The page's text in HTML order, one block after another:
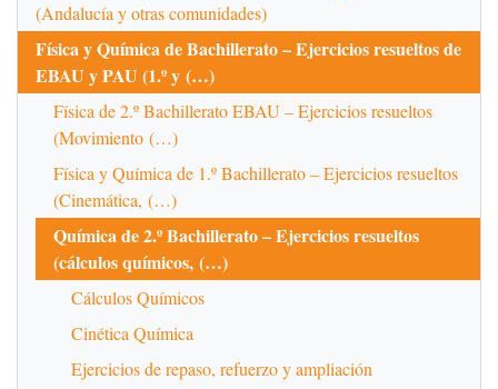
(Andalucía y otras comunidades)
Física y Química de Bachillerato – Ejercicios resueltos de
EBAU y PAU (1.º y (…)
Física de 2.º Bachillerato EBAU – Ejercicios resueltos
(Movimiento (…)
Física y Química de 1.º Bachillerato – Ejercicios resueltos
(Cinemática, (…)
Química de 2.º Bachillerato – Ejercicios resueltos
(cálculos químicos, (…)
Cálculos Químicos
Cinética Química
Ejercicios de repaso, refuerzo y ampliación